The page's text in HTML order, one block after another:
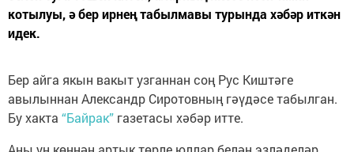
котылуы, ә бер ирнең табылмавы турында хәбәр иткән
идек.
Бер айга якын вакыт узганнан соң Рус Киштәге
авылыннан Александр Сиротовның гәүдәсе табылган.
Бу хакта “Байрак” газетасы хәбәр итте.